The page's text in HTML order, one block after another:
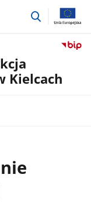
przejdź
Kielcach